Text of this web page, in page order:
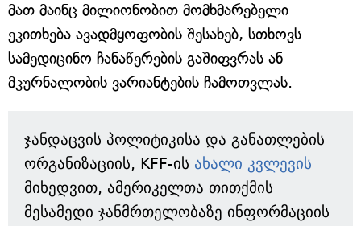
მათ მაინც მილიონობით მომხმარებელი
ეკითხება ავადმყოფობის შესახებ, სთხოვს
სამედიცინო ჩანაწერების გაშიფვრას ან
მკურნალობის ვარიანტების ჩამოთვლას.
ჯანდაცვის პოლიტიკისა და განათლების
ორგანიზაციის, KFF-ის ახალი კვლევის
მიხედვით, ამერიკელთა თითქმის
მესამედი ჯანმრთელობაზე ინფორმაციის